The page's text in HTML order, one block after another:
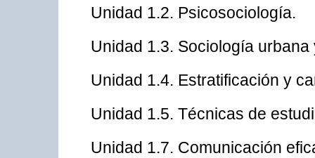
Unidad 1.2. Psicosociología.
Unidad 1.3. Sociología urbana
Unidad 1.4. Estratificación y
Unidad 1.5. Técnicas de
Unidad 1.7. Comunicación